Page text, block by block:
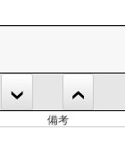
備考